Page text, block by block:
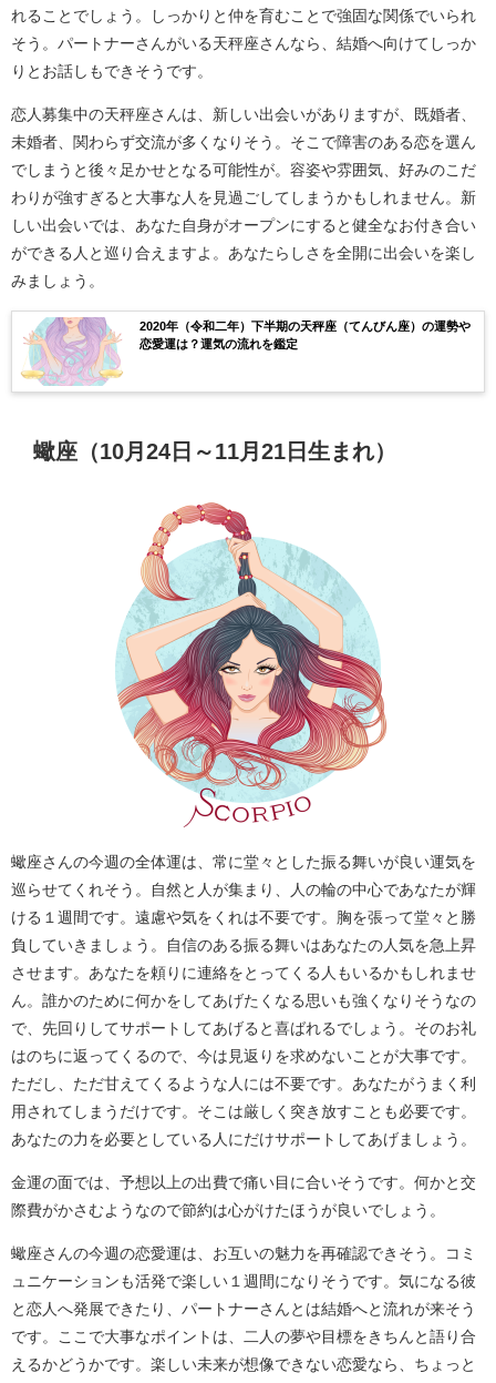
れることでしょう。しっかりと仲を育むことで強固な関係でいられ
そう。パートナーさんがいる天秤座さんなら、結婚へ向けてしっか
りとお話しもできそうです。
恋人募集中の天秤座さんは、新しい出会いがありますが、既婚者、
未婚者、関わらず交流が多くなりそう。そこで障害のある恋を選ん
でしまうと後々足かせとなる可能性が。容姿や雰囲気、好みのこだ
わりが強すぎると大事な人を見過ごしてしまうかもしれません。新
しい出会いでは、あなた自身がオープンにすると健全なお付き合い
ができる人と巡り合えますよ。あなたらしさを全開に出会いを楽し
みましょう。
2020年（令和二年）下半期の天秤座（てんびん座）の運勢や
恋愛運は？運気の流れを鑑定
蠍座（10月24日～11月21日生まれ）
蠍座さんの今週の全体運は、常に堂々とした振る舞いが良い運気を
巡らせてくれそう。自然と人が集まり、人の輪の中心であなたが輝
ける１週間です。遠慮や気をくれは不要です。胸を張って堂々と勝
負していきましょう。自信のある振る舞いはあなたの人気を急上昇
させます。あなたを頼りに連絡をとってくる人もいるかもしれませ
ん。誰かのために何かをしてあげたくなる思いも強くなりそうなの
で、先回りしてサポートしてあげると喜ばれるでしょう。そのお礼
はのちに返ってくるので、今は見返りを求めないことが大事です。
ただし、ただ甘えてくるような人には不要です。あなたがうまく利
用されてしまうだけです。そこは厳しく突き放すことも必要です。
あなたの力を必要としている人にだけサポートしてあげましょう。
金運の面では、予想以上の出費で痛い目に合いそうです。何かと交
際費がかさむようなので節約は心がけたほうが良いでしょう。
蠍座さんの今週の恋愛運は、お互いの魅力を再確認できそう。コミ
ュニケーションも活発で楽しい１週間になりそうです。気になる彼
と恋人へ発展できたり、パートナーさんとは結婚へと流れが来そう
です。ここで大事なポイントは、二人の夢や目標をきちんと語り合
えるかどうかです。楽しい未来が想像できない恋愛なら、ちょっと